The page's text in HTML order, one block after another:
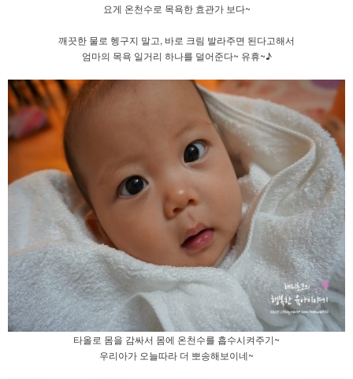
요게 온천수로 목욕한 효관가 보다~
깨끗한 물로 헹구지 말고, 바로 크림 발라주면 된다고해서
엄마의 목욕 일거리 하나를 덜어준다~ 유휴~♪
타올로 몸을 감싸서 몸에 온천수를 흡수시켜주기~
우리아가 오늘따라 더 뽀송해보이네~